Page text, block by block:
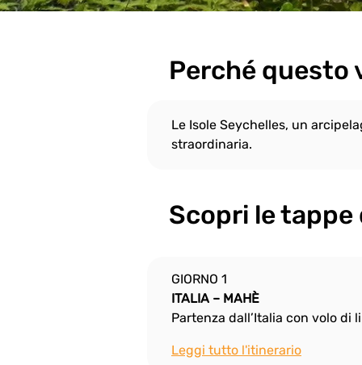
Perché questo
Le Isole Seychelles, un
straordinaria.
Scopri le
GIORNO 1
ITALIA – MAHÈ
Partenza dall’Italia con volo di
Leggi tutto l'itinerario